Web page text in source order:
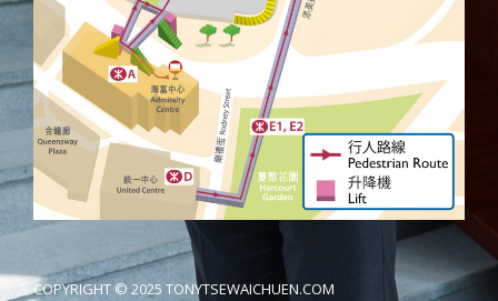
COPYRIGHT © 2025 TONYTSEWAICHUEN.COM